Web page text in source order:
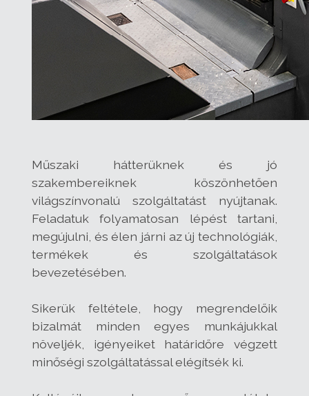
Műszaki hátterüknek és jó
szakembereiknek köszönhetően
világszínvonalú szolgáltatást nyújtanak.
Feladatuk folyamatosan lépést tartani,
megújulni, és élen járni az új technológiák,
termékek és szolgáltatások
bevezetésében.
Sikerük feltétele, hogy megrendelőik
bizalmát minden egyes munkájukkal
növeljék, igényeiket határidőre végzett
minőségi szolgáltatással elégítsék ki.